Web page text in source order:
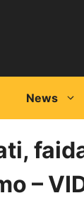
News
–